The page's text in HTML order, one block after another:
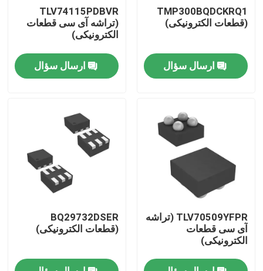
فیلم های
تور کارخانه
کنترل کیفیت
با ما تماس بگیرید
درخواست نقل قول
تراشه های مدار مجتمع
تراشه آی سی حافظه فلش
TMP300BQDCKRQ1
(قطعات الکترونیکی)
ارسال سؤال
TLV74115PDBVR
(تراشه آی سی قطعات
الکترونیکی)
ارسال سؤال
TLV70509YFPR (تراشه
آی سی قطعات
الکترونیکی)
BQ29732DSER
(قطعات الکترونیکی)